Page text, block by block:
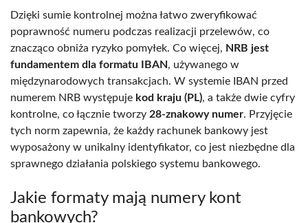
Dzięki sumie kontrolnej można łatwo zweryfikować
poprawność numeru podczas realizacji przelewów, co
znacząco obniża ryzyko pomyłek. Co więcej, NRB jest
fundamentem dla formatu IBAN, używanego w
międzynarodowych transakcjach. W systemie IBAN przed
numerem NRB występuje kod kraju (PL), a także dwie cyfry
kontrolne, co łącznie tworzy 28-znakowy numer. Przyjęcie
tych norm zapewnia, że każdy rachunek bankowy jest
wyposażony w unikalny identyfikator, co jest niezbędne dla
sprawnego działania polskiego systemu bankowego.
Jakie formaty mają numery kont
bankowych?